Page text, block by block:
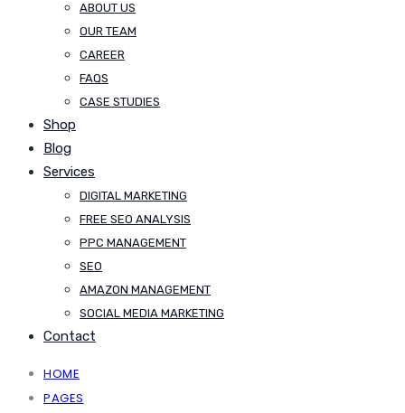
ABOUT US
OUR TEAM
CAREER
FAQS
CASE STUDIES
Shop
Blog
Services
DIGITAL MARKETING
FREE SEO ANALYSIS
PPC MANAGEMENT
SEO
AMAZON MANAGEMENT
SOCIAL MEDIA MARKETING
Contact
HOME
PAGES